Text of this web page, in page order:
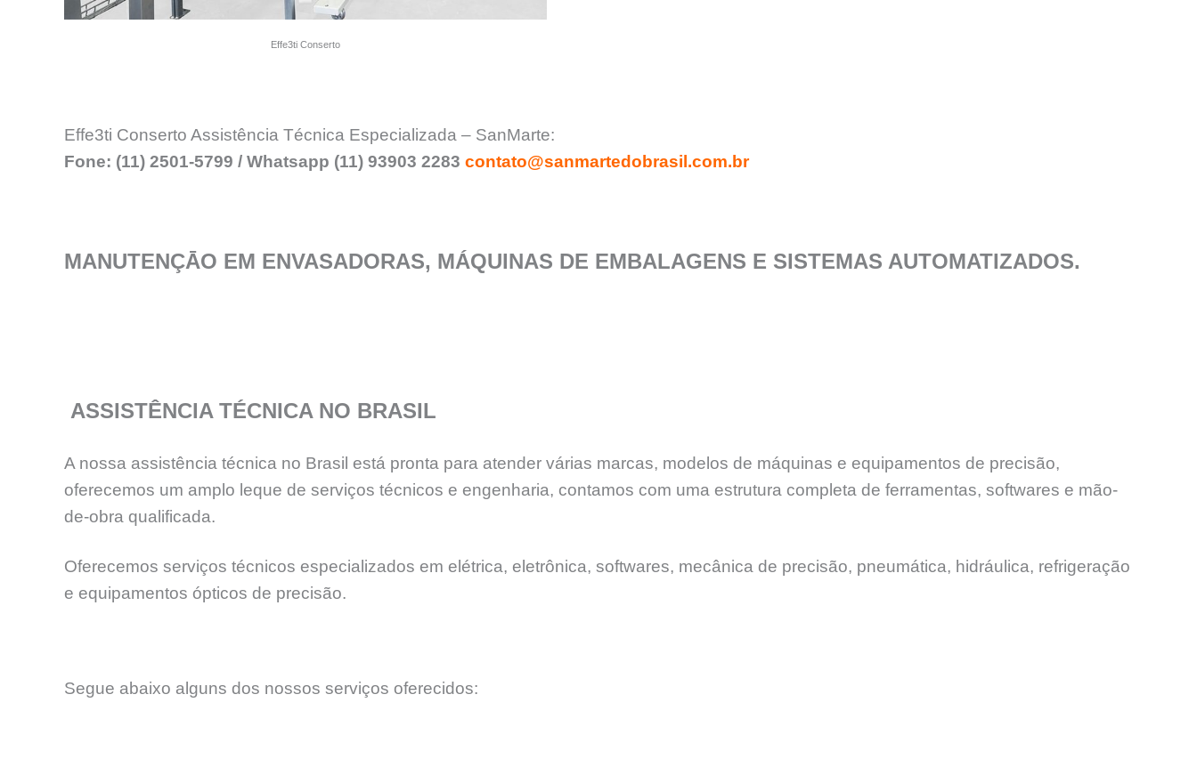
Effe3ti Conserto
Effe3ti Conserto Assistência Técnica Especializada – SanMarte:
Fone: (11) 2501-5799 / Whatsapp (11) 93903 2283 contato@sanmartedobrasil.com.br
MANUTENÇĀO EM ENVASADORAS, MÁQUINAS DE EMBALAGENS E SISTEMAS AUTOMATIZADOS.
ASSISTÊNCIA TÉCNICA NO BRASIL
A nossa assistência técnica no Brasil está pronta para atender várias marcas, modelos de máquinas e equipamentos de precisão,
oferecemos um amplo leque de serviços técnicos e engenharia, contamos com uma estrutura completa de ferramentas, softwares e mão-
de-obra qualificada.
Oferecemos serviços técnicos especializados em elétrica, eletrônica, softwares, mecânica de precisão, pneumática, hidráulica, refrigeração
e equipamentos ópticos de precisão.
Segue abaixo alguns dos nossos serviços oferecidos: